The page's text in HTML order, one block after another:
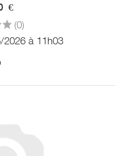
€
(0)
2026 à 11h03